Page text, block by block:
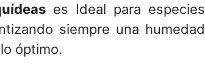
es Ideal para especies
siempre una humedad
óptimo.